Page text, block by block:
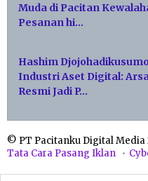
Muda di Pacitan
Pesanan hi…
Hashim
Industri Aset Digital:
Resmi Jadi P…
© PT Pacitanku Digital Media
Tata Cara Pasang Iklan